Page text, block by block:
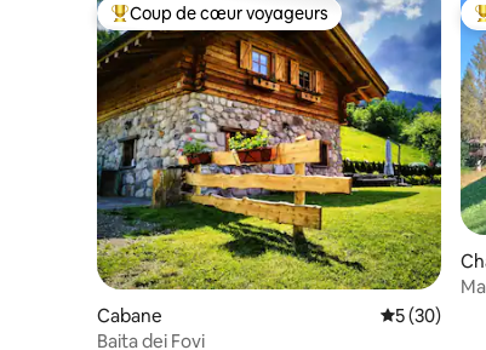
Coups de cœur voyageurs les plus appréciés
Coup de cœur voyageurs
Cabane Évaluation
5 (30)
Baita dei Fovi